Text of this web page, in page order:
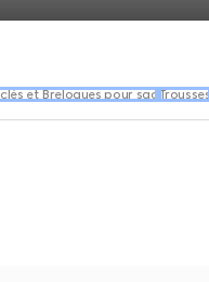
et Breloques pour sac Trousses